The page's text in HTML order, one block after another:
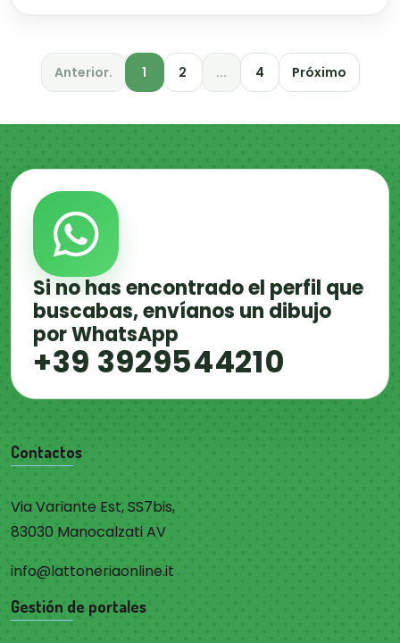
Anterior. 1 2 ... 4 Próximo
Si no has encontrado el perfil que
buscabas, envíanos un dibujo
por WhatsApp
+39 3929544210
Contactos
Via Variante Est, SS7bis,
83030 Manocalzati AV
info@lattoneriaonline.it
Gestión de portales